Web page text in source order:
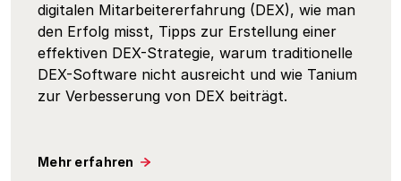
digitalen Mitarbeitererfahrung (DEX), wie man
den Erfolg misst, Tipps zur Erstellung einer
effektiven DEX-Strategie, warum traditionelle
DEX-Software nicht ausreicht und wie Tanium
zur Verbesserung von DEX beiträgt.
Mehr erfahren